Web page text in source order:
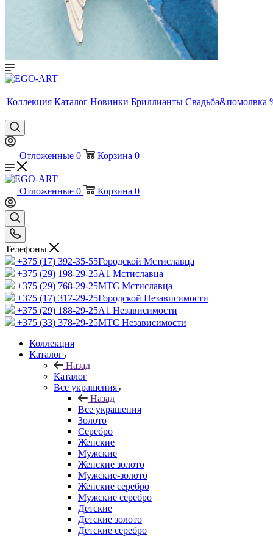
Коллекция Каталог Новинки Бриллианты Свадьба&помолвка
Отложенные 0 Корзина 0
Отложенные 0 Корзина 0
Телефоны
+375 (17) 392-35-55Городской Мстиславца
+375 (29) 198-29-25A1 Мстиславца
+375 (29) 768-29-25МТС Мстиславца
+375 (17) 317-29-25Городской Независимости
+375 (29) 188-29-25A1 Независимости
+375 (33) 378-29-25МТС Независимости
Коллекция
Каталог
Назад
Каталог
Все украшения
Назад
Все украшения
Золото
Серебро
Женские
Мужские
Женские золото
Мужские-золото
Женские серебро
Мужские серебро
Детские
Детские золото
Детские серебро